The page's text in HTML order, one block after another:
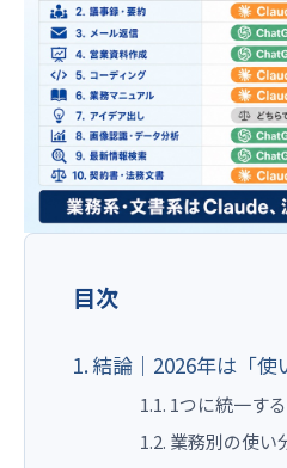
目次
結論｜2026年は「
1つに統一す
業務別の使い